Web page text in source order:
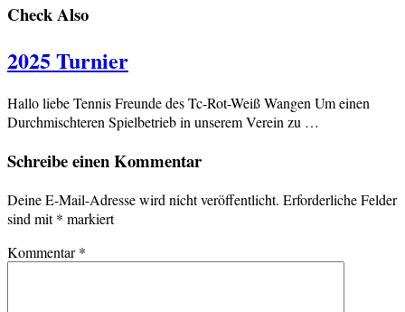
Check Also
2025 Turnier
Hallo liebe Tennis Freunde des Tc-Rot-Weiß Wangen Um einen
Durchmischteren Spielbetrieb in unserem Verein zu …
Schreibe einen Kommentar
Deine E-Mail-Adresse wird nicht veröffentlicht. Erforderliche Felder
sind mit* markiert
Kommentar*